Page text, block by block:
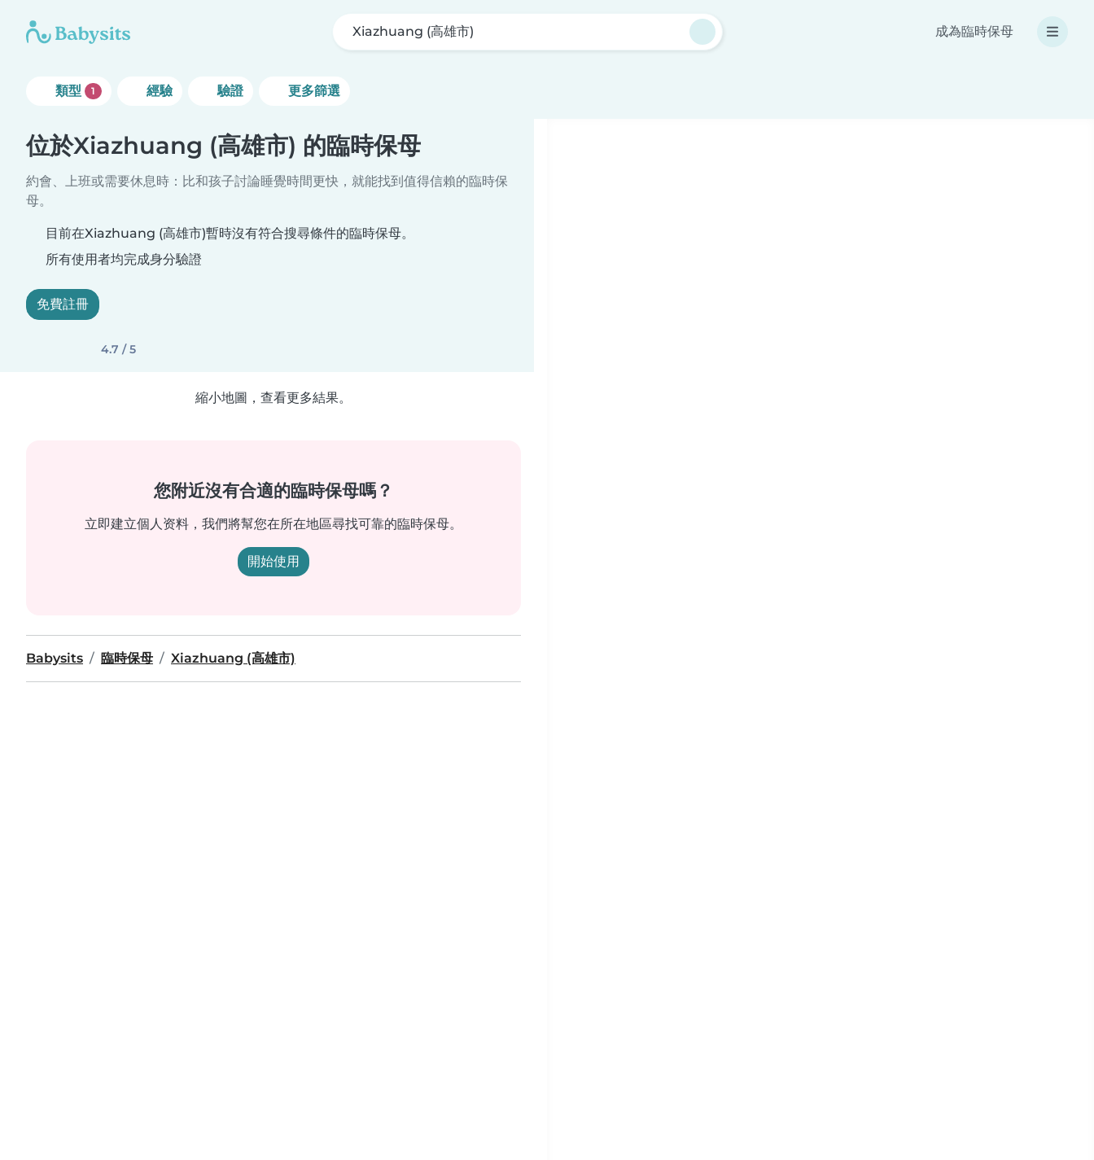
Xiazhuang (高雄市) 成為臨時保母
類型 1 經驗 驗證 更多篩選
位於Xiazhuang (高雄市) 的臨時保母
約會、上班或需要休息時：比和孩子討論睡覺時間更快，就能找到值得信賴的臨時保
母。
目前在Xiazhuang (高雄市)暫時沒有符合搜尋條件的臨時保母。
所有使用者均完成身分驗證
免費註冊
4.7 / 5
縮小地圖，查看更多結果。
您附近沒有合適的臨時保母嗎？
立即建立個人资料，我們將幫您在所在地區尋找可靠的臨時保母。
開始使用
Babysits 臨時保母 Xiazhuang (高雄市)